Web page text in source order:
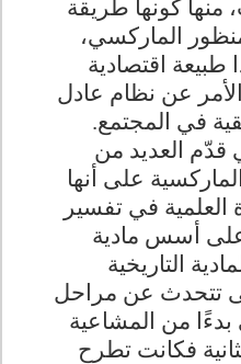
منها كونها طريقة
الماركسي،
اقتصادية
عن نظام عادل
في المجتمع.
قدّم العديد من
على أنها
في تفسير
على أسس مادية
التاريخية
تتحدث عن مراحل
بدءًا من المشاعية
فكانت تطرح